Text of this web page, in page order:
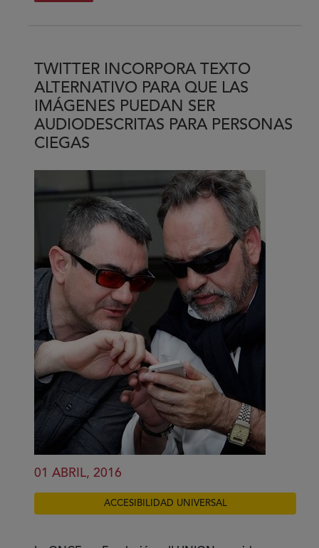
sobre
colectivo
de
personas
con
discapacidad
familias
con
los
que
tú
también
puedes
colaborar
TWITTER INCORPORA TEXTO
ALTERNATIVO PARA QUE LAS
IMÁGENES PUEDAN SER
AUDIODESCRITAS PARA PERSONAS
CIEGAS
01 ABRIL, 2016
ACCESIBILIDAD UNIVERSAL